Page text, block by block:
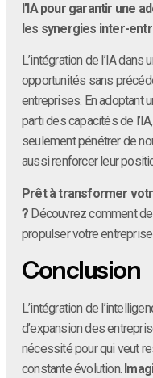
l’IA pour garantir une
les synergies inter-
L’intégration de l’IA
opportunités sans
entreprises. En adoptant
parti des capacités de
seulement pénétrer de
aussi renforcer leur
Prêt à transformer
? Découvrez comment
propulser votre
Conclusion
L’intégration de
d’expansion des
nécessité pour qui veut
constante évolution.